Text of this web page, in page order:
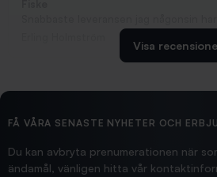
Hittade exakt vad jag behövde. Snabb
Visa
FÅ VÅRA SENASTE NYHETER OCH
Du kan avbryta prenumerationen när
ändamål, vänligen hitta vår